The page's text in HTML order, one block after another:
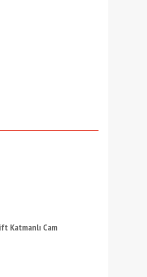
Katmanlı Cam